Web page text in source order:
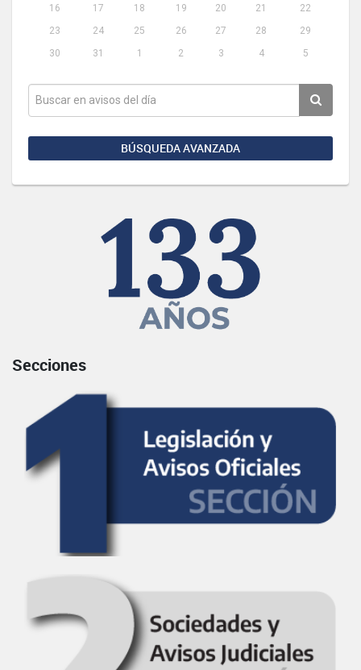
16
17 18 19 20 21
22
23
24 25 26 27 28
29
30
31 1 2 3 4 5
BÚSQUEDA AVANZADA
Secciones